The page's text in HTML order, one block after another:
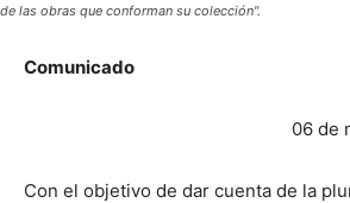
de las obras que conforman su colección".
Comunicado
06 de
Con el objetivo de dar cuenta de la